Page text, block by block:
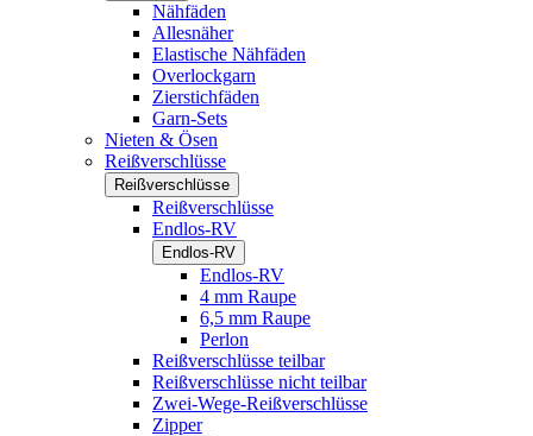
Nähfäden
Allesnäher
Elastische Nähfäden
Overlockgarn
Zierstichfäden
Garn-Sets
Nieten & Ösen
Reißverschlüsse
Reißverschlüsse
Reißverschlüsse
Endlos-RV
Endlos-RV
Endlos-RV
4 mm Raupe
6,5 mm Raupe
Perlon
Reißverschlüsse teilbar
Reißverschlüsse nicht teilbar
Zwei-Wege-Reißverschlüsse
Zipper